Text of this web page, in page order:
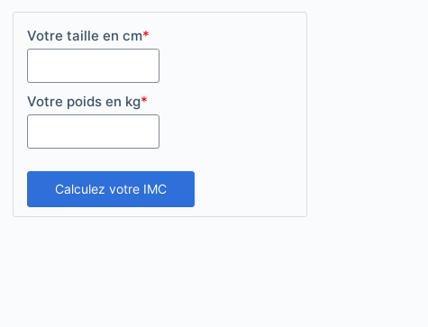
Votre taille en cm*
Votre poids en kg*
Calculez votre IMC